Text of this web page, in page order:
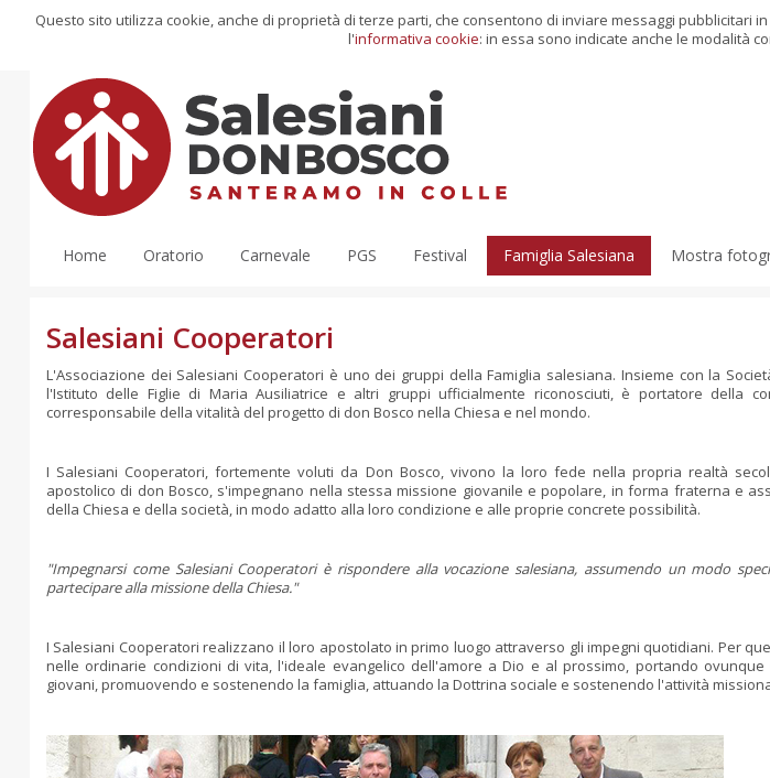
Questo sito utilizza cookie, anche di proprietà di terze parti, che consentono di inviare messaggi
l'informativa cookie: in essa sono indicate anche le modalità
Home Oratorio Carnevale PGS Festival Famiglia Salesiana Mostra
Salesiani Cooperatori
L'Associazione dei Salesiani Cooperatori è uno dei gruppi della Famiglia salesiana. Insieme con la
l'Istituto delle Figlie di Maria Ausiliatrice e altri gruppi ufficialmente riconosciuti, è portatore della
corresponsabile della vitalità del progetto di don Bosco nella Chiesa e nel mondo.
I Salesiani Cooperatori, fortemente voluti da Don Bosco, vivono la loro fede nella propria realtà
apostolico di don Bosco, s'impegnano nella stessa missione giovanile e popolare, in forma fraterna e
della Chiesa e della società, in modo adatto alla loro condizione e alle proprie concrete possibilità.
"Impegnarsi come Salesiani Cooperatori è rispondere alla vocazione salesiana, assumendo un modo
partecipare alla missione della Chiesa."
I Salesiani Cooperatori realizzano il loro apostolato in primo luogo attraverso gli impegni quotidiani. Per
nelle ordinarie condizioni di vita, l'ideale evangelico dell'amore a Dio e al prossimo, portando
giovani, promuovendo e sostenendo la famiglia, attuando la Dottrina sociale e sostenendo l'attività